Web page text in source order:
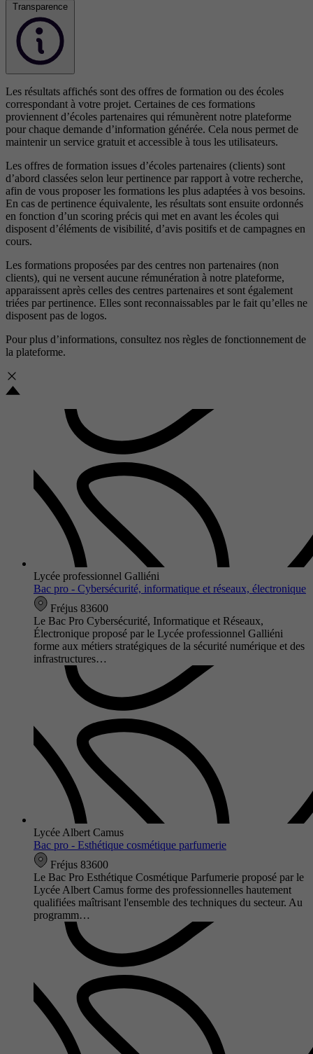
Transparence
Les résultats affichés sont des offres de formation ou des écoles
correspondant à votre projet. Certaines de ces formations
proviennent d’écoles partenaires qui rémunèrent notre plateforme
pour chaque demande d’information générée. Cela nous permet de
maintenir un service gratuit et accessible à tous les utilisateurs.
Les offres de formation issues d’écoles partenaires (clients) sont
d’abord classées selon leur pertinence par rapport à votre recherche,
afin de vous proposer les formations les plus adaptées à vos besoins.
En cas de pertinence équivalente, les résultats sont ensuite ordonnés
en fonction d’un scoring précis qui met en avant les écoles qui
disposent d’éléments de visibilité, d’avis positifs et de campagnes en
cours.
Les formations proposées par des centres non partenaires (non
clients), qui ne versent aucune rémunération à notre plateforme,
apparaissent après celles des centres partenaires et sont également
triées par pertinence. Elles sont reconnaissables par le fait qu’elles ne
disposent pas de logos.
Pour plus d’informations, consultez nos règles de fonctionnement de
la plateforme.
Lycée professionnel Galliéni
Bac pro - Cybersécurité, informatique et réseaux, électronique
Fréjus 83600
Le Bac Pro Cybersécurité, Informatique et Réseaux,
Électronique proposé par le Lycée professionnel Galliéni
forme aux métiers stratégiques de la sécurité numérique et des
infrastructures…
Lycée Albert Camus
Bac pro - Esthétique cosmétique parfumerie
Fréjus 83600
Le Bac Pro Esthétique Cosmétique Parfumerie proposé par le
Lycée Albert Camus forme des professionnelles hautement
qualifiées maîtrisant l'ensemble des techniques du secteur. Au
programm…